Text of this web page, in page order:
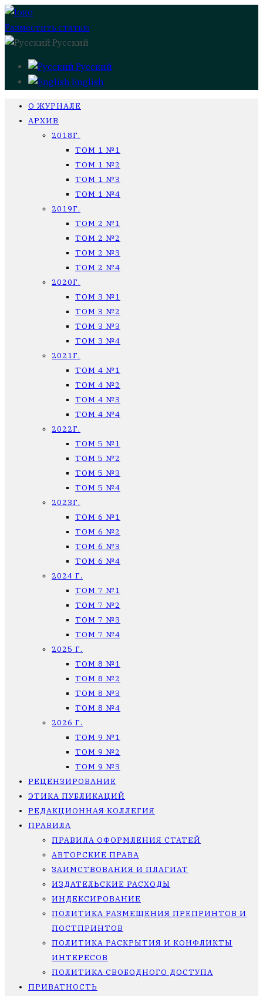
Разместить статью
Русский
Русский
English
О ЖУРНАЛЕ
АРХИВ
2018Г.
ТОМ 1 №1
ТОМ 1 №2
ТОМ 1 №3
ТОМ 1 №4
2019Г.
ТОМ 2 №1
ТОМ 2 №2
ТОМ 2 №3
ТОМ 2 №4
2020Г.
ТОМ 3 №1
ТОМ 3 №2
ТОМ 3 №3
ТОМ 3 №4
2021Г.
ТОМ 4 №1
ТОМ 4 №2
ТОМ 4 №3
ТОМ 4 №4
2022Г.
ТОМ 5 №1
ТОМ 5 №2
ТОМ 5 №3
ТОМ 5 №4
2023Г.
ТОМ 6 №1
ТОМ 6 №2
ТОМ 6 №3
ТОМ 6 №4
2024 Г.
ТОМ 7 №1
ТОМ 7 №2
ТОМ 7 №3
ТОМ 7 №4
2025 Г.
ТОМ 8 №1
ТОМ 8 №2
ТОМ 8 №3
ТОМ 8 №4
2026 Г.
ТОМ 9 №1
ТОМ 9 №2
ТОМ 9 №3
РЕЦЕНЗИРОВАНИЕ
ЭТИКА ПУБЛИКАЦИЙ
РЕДАКЦИОННАЯ КОЛЛЕГИЯ
ПРАВИЛА
ПРАВИЛА ОФОРМЛЕНИЯ СТАТЕЙ
АВТОРСКИЕ ПРАВА
ЗАИМСТВОВАНИЯ И ПЛАГИАТ
ИЗДАТЕЛЬСКИЕ РАСХОДЫ
ИНДЕКСИРОВАНИЕ
ПОЛИТИКА РАЗМЕЩЕНИЯ ПРЕПРИНТОВ И
ПОСТПРИНТОВ
ПОЛИТИКА РАСКРЫТИЯ И КОНФЛИКТЫ
ИНТЕРЕСОВ
ПОЛИТИКА СВОБОДНОГО ДОСТУПА
ПРИВАТНОСТЬ